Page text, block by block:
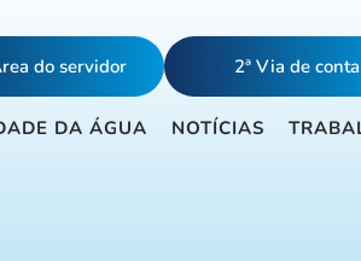
do servidor 2ª Via de conta
DA ÁGUA NOTÍCIAS